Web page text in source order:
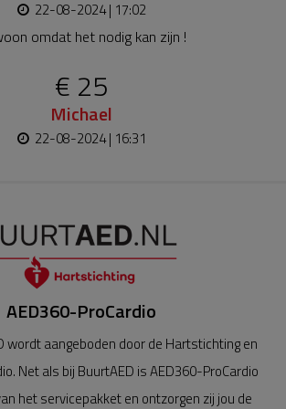
22-08-2024 | 17:02
omdat het nodig kan zijn !
€ 25
Michael
22-08-2024 | 16:31
AED360-ProCardio
wordt aangeboden door de Hartstichting en
Net als bij BuurtAED is AED360-ProCardio
het servicepakket en ontzorgen zij jou de